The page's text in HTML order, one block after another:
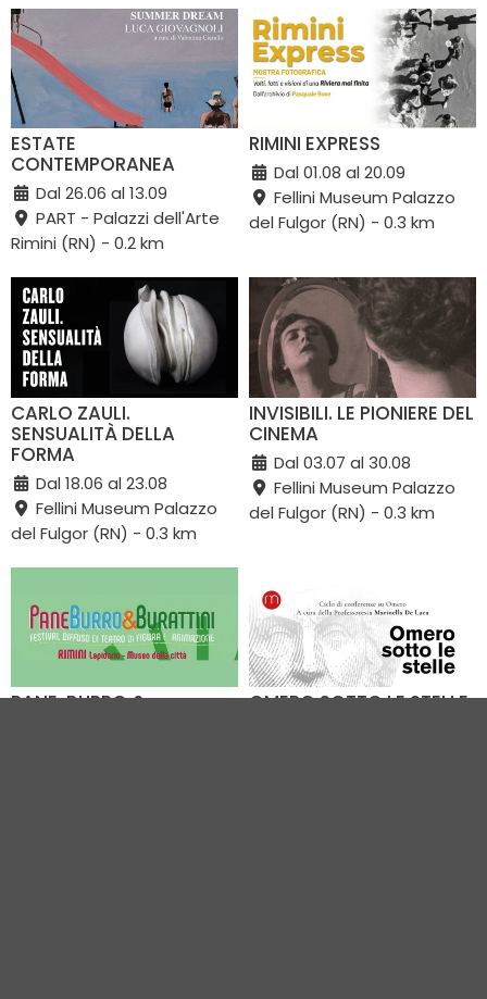
ESTATE
CONTEMPORANEA
Dal 26.06 al 13.09
PART - Palazzi dell'Arte
Rimini (RN) - 0.2 km
RIMINI EXPRESS
Dal 01.08 al 20.09
Fellini Museum Palazzo
del Fulgor (RN) - 0.3 km
CARLO ZAULI.
SENSUALITÀ DELLA
FORMA
Dal 18.06 al 23.08
Fellini Museum Palazzo
del Fulgor (RN) - 0.3 km
INVISIBILI. LE PIONIERE DEL
CINEMA
Dal 03.07 al 30.08
Fellini Museum Palazzo
del Fulgor (RN) - 0.3 km
PANE, BURRO & OMERO SOTTO LE STELLE.